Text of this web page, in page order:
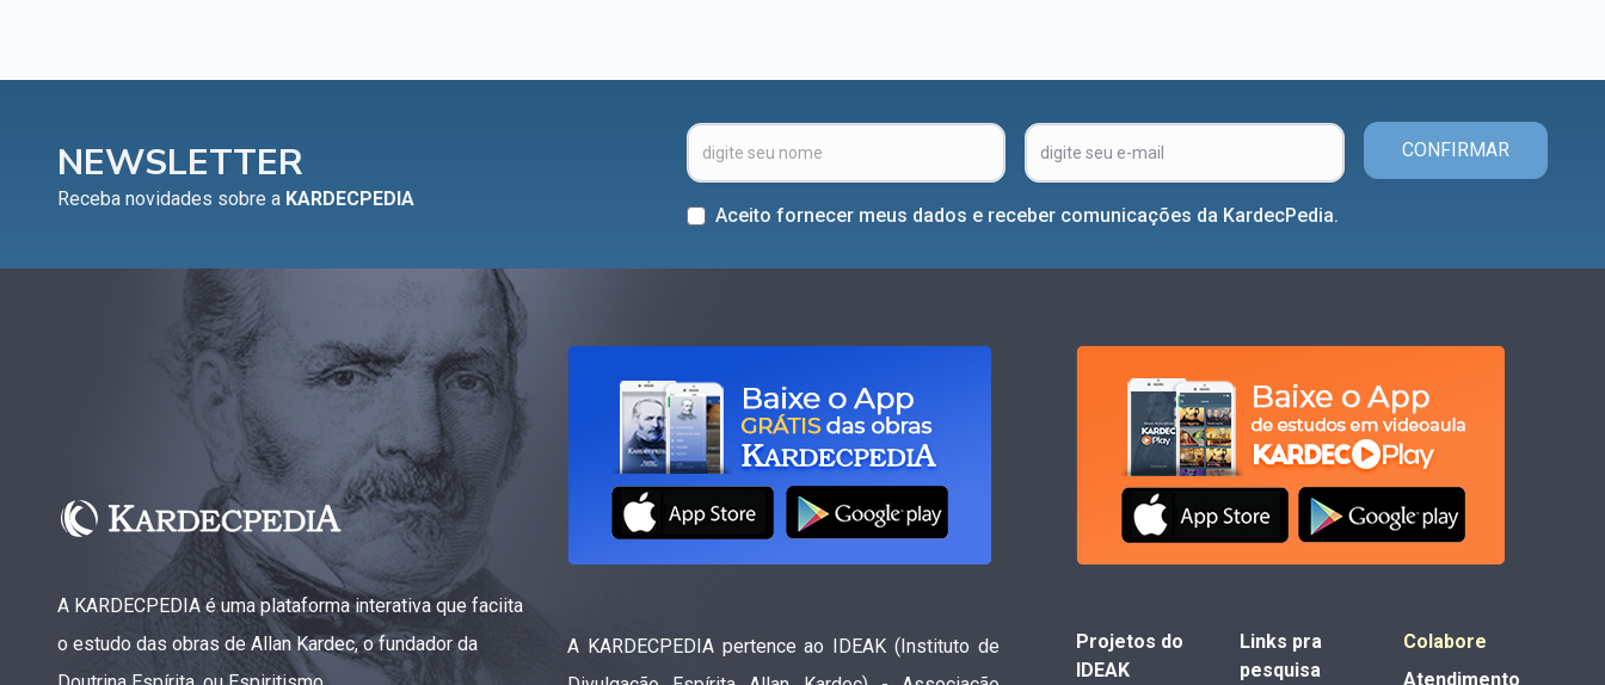
▸
Capítulo XV — Fora da caridade não há salvação
Mamon
Capítulo XVII — Sede perfeitos ▸
Capítulo XVIII — Muitos os chamados, poucos os
▸
Capítulo XIX — A fé transporta montanhas ▸
Capítulo XX — Os trabalhadores da última hora
Capítulo XXI — Haverá falsos cristos e falsos
Capítulo XXII — Não separareis o que Deus
juntou
NEWSLETTER
Receba novidades sobre a KARDECPEDIA
CONFIRMAR
Aceito fornecer meus dados e receber comunicações da KardecPedia.
A KARDECPEDIA é uma plataforma interativa que faciita
o estudo das obras de Allan Kardec, o fundador da
A KARDECPEDIA pertence ao IDEAK (Instituto de
Projetos do
IDEAK
Links pra
pesquisa
Colabore
Atendimento